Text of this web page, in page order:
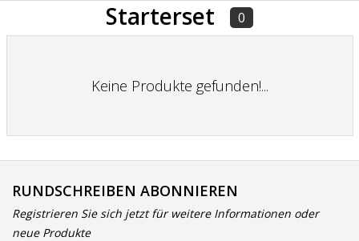
Starterset 0
Keine Produkte gefunden!...
RUNDSCHREIBEN ABONNIEREN
Registrieren Sie sich jetzt für weitere Informationen oder
neue Produkte